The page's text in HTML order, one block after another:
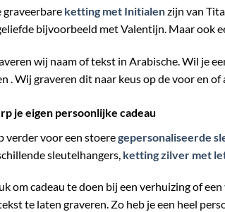
graveerbare ketting met Initialenzijn van
bijvoorbeeld met Valentijn. Maar ook
wij naam of tekst in Arabische. Wil je
. Wij graveren dit naar keus op de voor en
je eigen persoonlijke cadeau
verder voor een stoeregepersonaliseerde
sleutelhangers, ketting zilver met
om cadeau te doen bij een verhuizing of een
te laten graveren. Zo heb je een heel